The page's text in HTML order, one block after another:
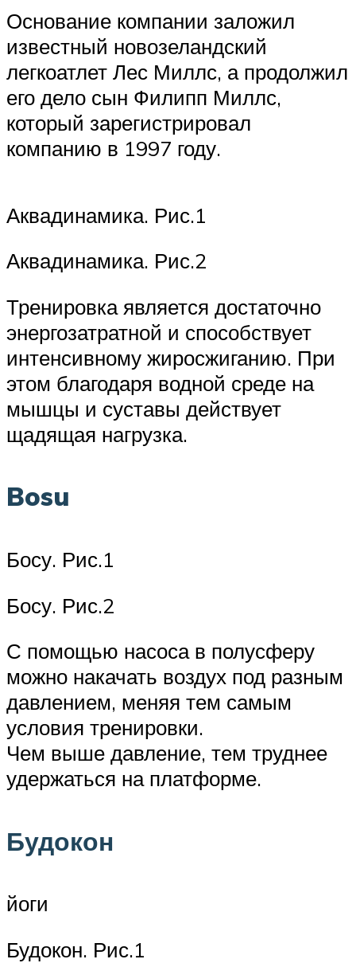
Основание компании заложил
известный новозеландский
легкоатлет Лес Миллс, а продолжил
его дело сын Филипп Миллс,
который зарегистрировал
компанию в 1997 году.
Аквадинамика. Рис.1
Аквадинамика. Рис.2
Тренировка является достаточно
энергозатратной и способствует
интенсивному жиросжиганию. При
этом благодаря водной среде на
мышцы и суставы действует
щадящая нагрузка.
Bosu
Босу. Рис.1
Босу. Рис.2
С помощью насоса в полусферу
можно накачать воздух под разным
давлением, меняя тем самым
условия тренировки.
Чем выше давление, тем труднее
удержаться на платформе.
Будокон
йоги
Будокон. Рис.1